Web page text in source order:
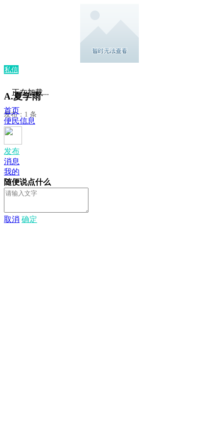
私信
A.夏学雨
发布：1 条
正在加载...
首页
便民信息
发布
消息
我的
随便说点什么
取消 确定